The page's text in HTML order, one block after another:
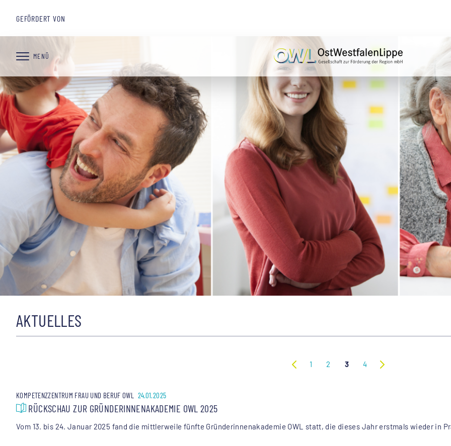
GEFÖRDERT VON
MENÜ
AKTUELLES
1 2 3 4
KOMPETENZZENTRUM FRAU UND BERUF OWL 24.01.2025
RÜCKSCHAU ZUR GRÜNDERINNENAKADEMIE OWL 2025
Vom 13. bis 24. Januar 2025 fand die mittlerweile fünfte Gründerinnenakademie OWL statt, die dieses Jahr erstmals wieder in